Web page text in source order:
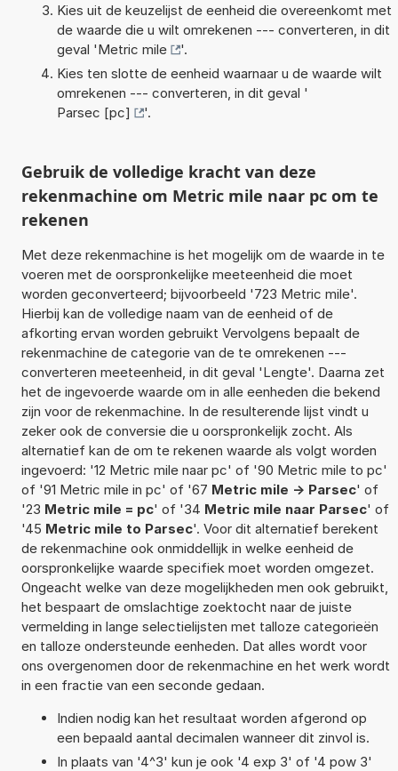
Kies uit de keuzelijst de eenheid die overeenkomt met
de waarde die u wilt omrekenen --- converteren, in dit
geval 'Metric mile
'.
Kies ten slotte de eenheid waarnaar u de waarde wilt
omrekenen --- converteren, in dit geval '
Parsec [pc]
'.
Gebruik de volledige kracht van deze
rekenmachine om Metric mile naar pc om te
rekenen
Met deze rekenmachine is het mogelijk om de waarde in te
voeren met de oorspronkelijke meeteenheid die moet
worden geconverteerd; bijvoorbeeld '723 Metric mile'.
Hierbij kan de volledige naam van de eenheid of de
afkorting ervan worden gebruikt Vervolgens bepaalt de
rekenmachine de categorie van de te omrekenen ---
converteren meeteenheid, in dit geval 'Lengte'. Daarna zet
het de ingevoerde waarde om in alle eenheden die bekend
zijn voor de rekenmachine. In de resulterende lijst vindt u
zeker ook de conversie die u oorspronkelijk zocht. Als
alternatief kan de om te rekenen waarde als volgt worden
ingevoerd: '12 Metric mile naar pc' of '90 Metric mile to pc'
of '91 Metric mile in pc' of '67 Metric mile -> Parsec' of
'23 Metric mile = pc' of '34 Metric mile naar Parsec' of
'45 Metric mile to Parsec'. Voor dit alternatief berekent
de rekenmachine ook onmiddellijk in welke eenheid de
oorspronkelijke waarde specifiek moet worden omgezet.
Ongeacht welke van deze mogelijkheden men ook gebruikt,
het bespaart de omslachtige zoektocht naar de juiste
vermelding in lange selectielijsten met talloze categorieën
en talloze ondersteunde eenheden. Dat alles wordt voor
ons overgenomen door de rekenmachine en het werk wordt
in een fractie van een seconde gedaan.
Indien nodig kan het resultaat worden afgerond op
een bepaald aantal decimalen wanneer dit zinvol is.
In plaats van '4^3' kun je ook '4 exp 3' of '4 pow 3'